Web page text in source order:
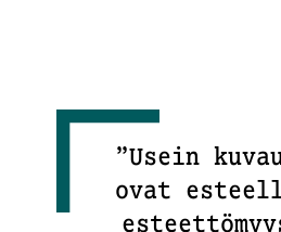
”Usein
ovat